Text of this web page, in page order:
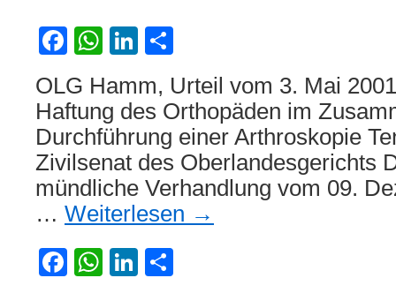
Facebook
WhatsApp
LinkedIn
OLG Hamm, Urteil vom 3. Mai
Haftung des Orthopäden im
Durchführung einer Arthroskopie
Zivilsenat des Oberlandesgerichts
mündliche Verhandlung vom 09.
… Weiterlesen →
Facebook
WhatsApp
LinkedIn